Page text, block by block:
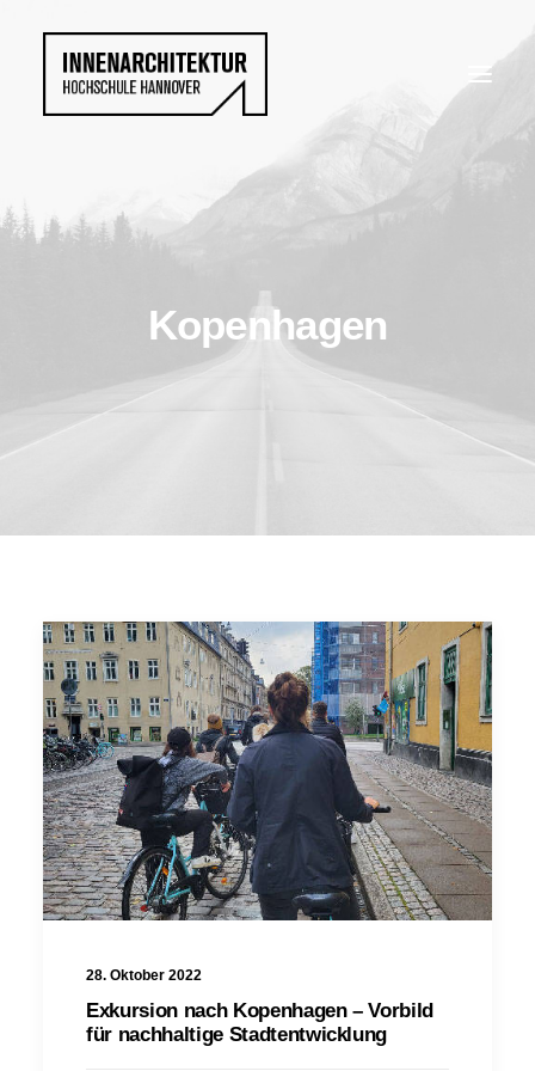
Kopenhagen
28. Oktober 2022
Exkursion nach Kopenhagen – Vorbild
für nachhaltige Stadtentwicklung